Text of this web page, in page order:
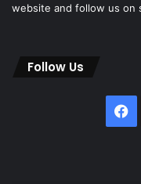
website and follow us on
Follow Us